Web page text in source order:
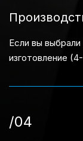
Если вы
изготовление
/04